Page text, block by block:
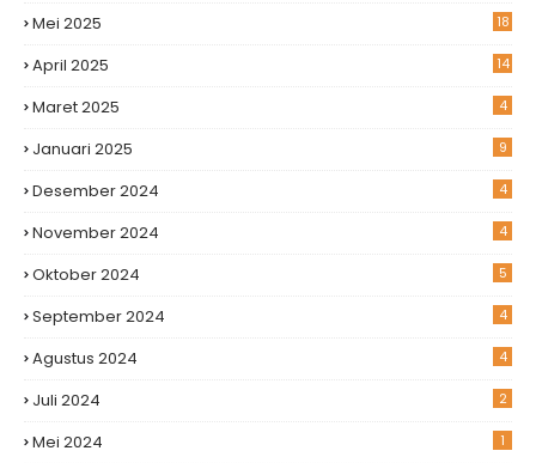
Mei 2025 18
April 2025 14
Maret 2025 4
Januari 2025 9
Desember 2024 4
November 2024 4
Oktober 2024 5
September 2024 4
Agustus 2024 4
Juli 2024 2
Mei 2024 1